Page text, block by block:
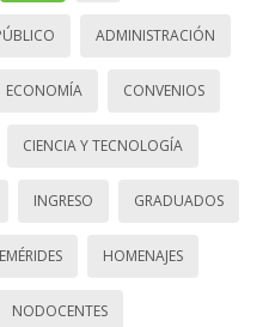
ADMINISTRACIÓN
ECONOMÍA CONVENIOS
CIENCIA Y TECNOLOGÍA
INGRESO GRADUADOS
HOMENAJES
NODOCENTES